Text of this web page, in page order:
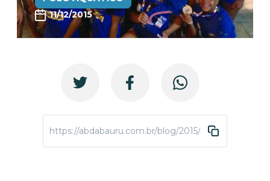
11/12/2015
https://abdabauru.com.br/blog/2015/12/11/equipe-